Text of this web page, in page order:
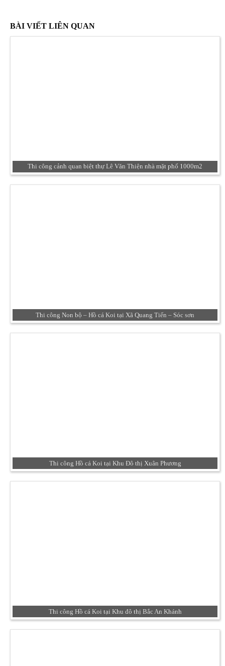
BÀI VIẾT LIÊN QUAN
Thi công cảnh quan biệt thự Lê Văn Thiện nhà mặt phố 1000m2
Thi công Non bộ – Hồ cá Koi tại Xã Quang Tiến – Sóc sơn
Thi công Hồ cá Koi tại Khu Đô thị Xuân Phương
Thi công Hồ cá Koi tại Khu đô thị Bắc An Khánh